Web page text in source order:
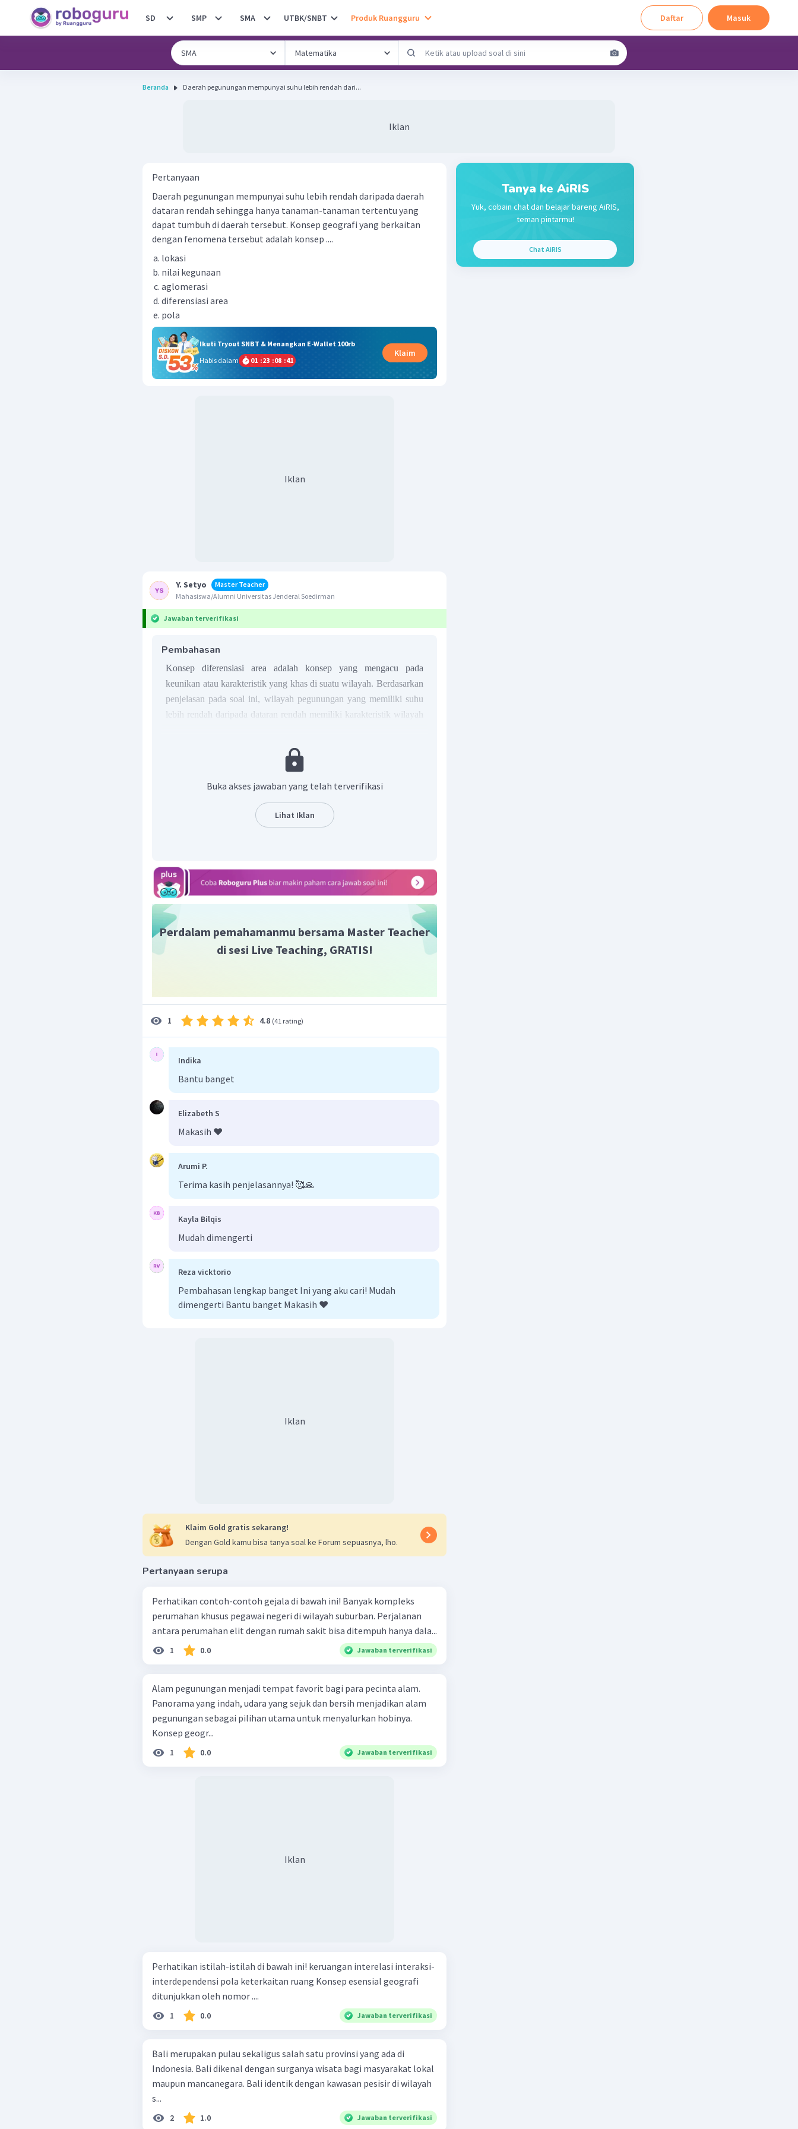
SD SMP SMA UTBK/SNBT Produk Ruangguru Daftar Masuk
Beranda Daerah pegunungan mempunyai suhu lebih rendah dari...
Iklan
Pertanyaan
Daerah pegunungan mempunyai suhu lebih rendah daripada daerah
dataran rendah sehingga hanya tanaman-tanaman tertentu yang
dapat tumbuh di daerah tersebut. Konsep geografi yang berkaitan
dengan fenomena tersebut adalah konsep ....
lokasi
nilai kegunaan
aglomerasi
diferensiasi area
pola
Ikuti Tryout SNBT & Menangkan E-Wallet 100rb
Habis dalam
01 :23 :08 :40
Klaim
Iklan
Y. Setyo
Master Teacher
Mahasiswa/Alumni Universitas Jenderal Soedirman
Jawaban terverifikasi
Pembahasan
Konsep diferensiasi area adalah konsep yang mengacu pada
keunikan atau karakteristik yang khas di suatu wilayah. Berdasarkan
penjelasan pada soal ini, wilayah pegunungan yang memiliki suhu
lebih rendah daripada dataran rendah memiliki karakteristik wilayah
maka jawaban yang tepat untuk soal ini adalah D.
Buka akses jawaban yang telah terverifikasi
Lihat Iklan
Perdalam pemahamanmu bersama Master Teacher
di sesi Live Teaching, GRATIS!
1 4.8 (41 rating)
Indika
Bantu banget
Elizabeth S
Makasih ❤️
Arumi P.
Terima kasih penjelasannya! 🥰🙏
Kayla Bilqis
Mudah dimengerti
Reza vicktorio
Pembahasan lengkap banget Ini yang aku cari! Mudah
dimengerti Bantu banget Makasih ❤️
Iklan
Klaim Gold gratis sekarang!
Dengan Gold kamu bisa tanya soal ke Forum sepuasnya, lho.
Pertanyaan serupa
Perhatikan contoh-contoh gejala di bawah ini! Banyak kompleks
perumahan khusus pegawai negeri di wilayah suburban. Perjalanan
antara perumahan elit dengan rumah sakit bisa ditempuh hanya dala...
1 0.0 Jawaban terverifikasi
Alam pegunungan menjadi tempat favorit bagi para pecinta alam.
Panorama yang indah, udara yang sejuk dan bersih menjadikan alam
pegunungan sebagai pilihan utama untuk menyalurkan hobinya.
Konsep geogr...
1 0.0 Jawaban terverifikasi
Iklan
Perhatikan istilah-istilah di bawah ini! keruangan interelasi interaksi-
interdependensi pola keterkaitan ruang Konsep esensial geografi
ditunjukkan oleh nomor ....
1 0.0 Jawaban terverifikasi
Bali merupakan pulau sekaligus salah satu provinsi yang ada di
Indonesia. Bali dikenal dengan surganya wisata bagi masyarakat lokal
maupun mancanegara. Bali identik dengan kawasan pesisir di wilayah
s...
2 1.0 Jawaban terverifikasi
Tanya ke AiRIS
Yuk, cobain chat dan belajar bareng AiRIS,
teman pintarmu!
Chat AiRIS